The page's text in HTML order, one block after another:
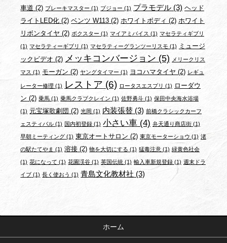
車道 (2) ブレーキマスター (1) プジョー (1) プラモデル (3) ヘッド
ライトLED化 (2) ベンツ W113 (2) ホワイトボディ (2) ホワイト
リボンタイヤ (2) ボクスター (1) マイアミバイス (1) マセラティギブリ
(1) マセラティーギブリ (1) マセラティーグランツーリスモ (1)
ミュージ
ックビデオ (2) メッキコンバージョン (5) メリークリス
マス (1) モーガン (2) ヤングタイマー (1) ヨコハマタイヤ (2) レギュ
レーター修理 (1) レストア (6) ロータスエスプリ (1) ローダウ
ン (2) 乗馬 (1) 乗馬クラブクレイン (1) 佐野勇斗 (1) 保田中央海水浴場
(1) 元宝塚歌劇団 (2) 光岡 (1) 内装張替 (3) 前橋クラシックカーフ
ェスティバル (1) 国内初登録 (1) 小さい車 (4) 弁天通り商店街(1)
早朝ミーティング (1) 東京オートサロン (2) 東京モーターショウ (1) 渚
の駅たてやま (1) 溶接 (2) 物を大切にする (1) 猛毒注意 (1) 緑黄色社会
(1) 花になって (1) 花園渓谷 (1) 英国伝統 (1) 輸入車新規登録(1) 週末ドラ
イブ (1) 長く使おう (1) 青島文化教材社 (3)
ホーム